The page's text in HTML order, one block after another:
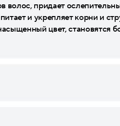
волос, придает
и укрепляет корни и
цвет, становятся